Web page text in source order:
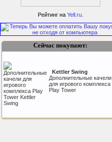
SportLife
Как заставить женщину
заниматся спортом?
Рейтинг на Yell.ru
Сейчас покупают:
Kettler Swing
Дополнительные качели
для игрового комплекса
Play Tower